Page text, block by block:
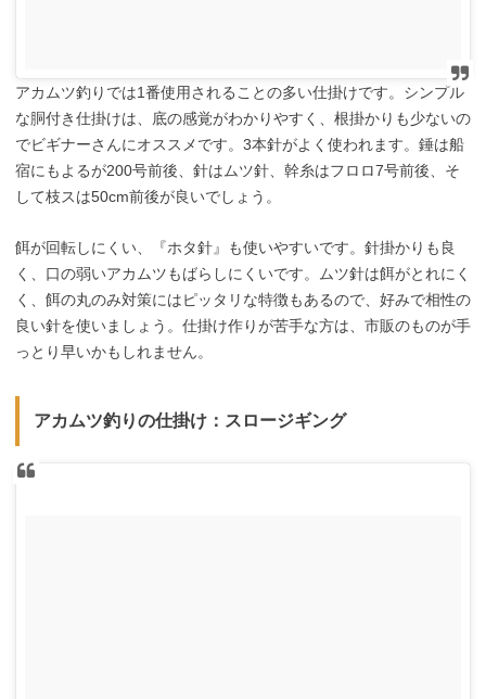
アカムツ釣りでは1番使用されることの多い仕掛けです。シンプル
な胴付き仕掛けは、底の感覚がわかりやすく、根掛かりも少ないの
でビギナーさんにオススメです。3本針がよく使われます。錘は船
宿にもよるが200号前後、針はムツ針、幹糸はフロロ7号前後、そ
して枝スは50cm前後が良いでしょう。
餌が回転しにくい、『ホタ針』も使いやすいです。針掛かりも良
く、口の弱いアカムツもばらしにくいです。ムツ針は餌がとれにく
く、餌の丸のみ対策にはピッタリな特徴もあるので、好みで相性の
良い針を使いましょう。仕掛け作りが苦手な方は、市販のものが手
っとり早いかもしれません。
アカムツ釣りの仕掛け：スロージギング